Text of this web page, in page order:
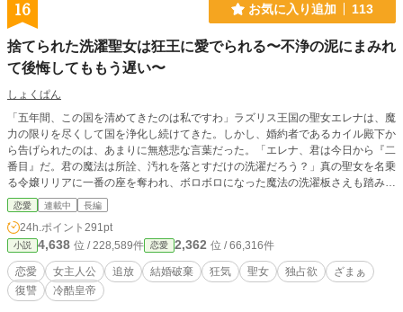
16 お気に入り追加 113
捨てられた洗濯聖女は狂王に愛でられる〜不浄の泥にまみれ
て後悔してももう遅い〜
しょくぱん
「五年間、この国を清めてきたのは私ですわ」ラズリス王国の聖女エレナは、魔
力の限りを尽くして国を浄化し続けてきた。しかし、婚約者であるカイル殿下か
ら告げられたのは、あまりに無慈悲な言葉だった。「エレナ、君は今日から『二
番目』だ。君の魔法は所詮、汚れを落とすだけの洗濯だろう？」真の聖女を名乗
る令嬢リリアに一番の座を奪われ、ボロボロになった魔法の洗濯板さえも踏みに
じられたエレナは、絶望の末に国を去る決意をする 。 しかし、彼女が浄化の結
界を解いた瞬間、王国は五年分の「穢れ」に飲み込まれ、泥の雨が降り注ぐ腐敗
の地へと変わり始めた 。 一方、エレナは「生贄」として、世界中から恐れられ
るガルズイン帝国の皇帝ゼクスの元へ送られることになる。 そこで待っていた
のは、死の運命ではなく、狂おしいほどの独占欲を孕んだ溺愛だった。 「逃が
さない。お前は私の、帝国を潤す唯一の源泉だ」 捨てた男は泥にまみれ、拾っ
た男は彼女を神と崇める。「二番目」の烙印を刻まれた少女が、美しき死神の腕
恋愛 連載中 長編
24h.ポイント 291pt
小説 4,638 位 / 228,589件 恋愛 2,362 位 / 66,316件
恋愛 女主人公 追放 結婚破棄 狂気 聖女 独占欲
ざまぁ
復讐
冷酷皇帝